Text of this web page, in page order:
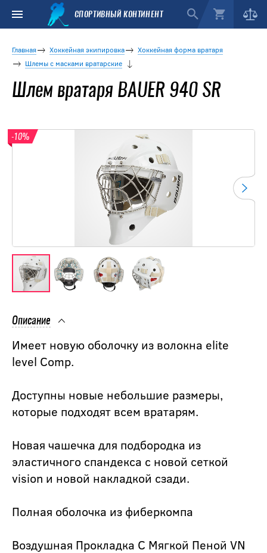
СПОРТИВНЫЙ КОНТИНЕНТ
Главная Хоккейная экипировка
Хоккейная форма вратаря
Шлемы с масками вратарские
Шлем вратаря BAUER 940 SR
-10%
Описание
Имеет новую оболочку из волокна elite
level Comp.
Доступны новые небольшие размеры,
которые подходят всем вратарям.
Новая чашечка для подбородка из
эластичного спандекса с новой сеткой
vision и новой накладкой сзади.
Полная оболочка из фиберкомпа
Воздушная Прокладка С Мягкой Пеной VN